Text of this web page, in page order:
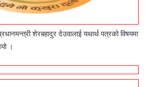
शेरबहादुर देउवालाई यथार्थ पत्रको विषयमा
।